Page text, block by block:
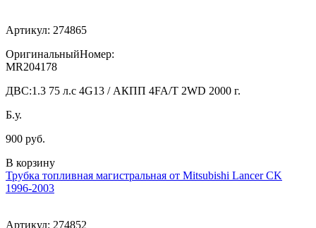
Артикул: 274865
ОригинальныйНомер:
MR204178
ДВС:1.3 75 л.с 4G13 / АКПП 4FA/T 2WD 2000 г.
Б.у.
900 руб.
В корзину
Трубка топливная магистральная от Mitsubishi Lancer CK
1996-2003
Артикул: 274852